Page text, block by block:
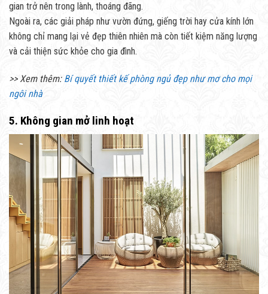
gian trở nên trong lành, thoáng đãng.
Ngoài ra, các giải pháp như vườn đứng, giếng trời hay cửa kính lớn
không chỉ mang lại vẻ đẹp thiên nhiên mà còn tiết kiệm năng lượng
và cải thiện sức khỏe cho gia đình.
>> Xem thêm: Bí quyết thiết kế phòng ngủ đẹp như mơ cho mọi
ngôi nhà
5. Không gian mở linh hoạt